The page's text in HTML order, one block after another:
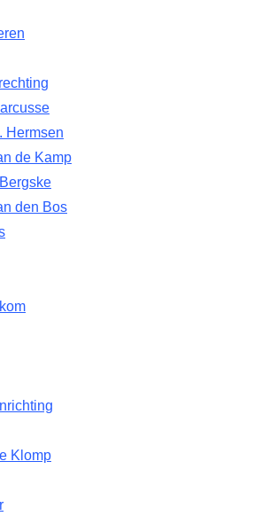
Hermsen
de Kamp
den Bos
Klomp